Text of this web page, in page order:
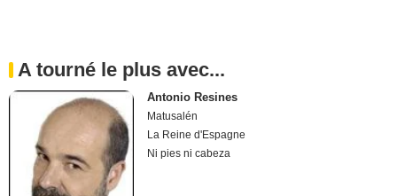
A tourné le plus avec...
Antonio Resines
Matusalén
La Reine d'Espagne
Ni pies ni cabeza